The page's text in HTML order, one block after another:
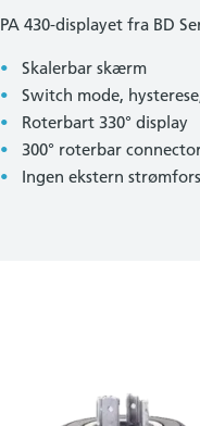
PA 430-displayet fra BD
Skalerbar skærm
Switch mode,
Roterbart 330° display
300° roterbar
Ingen ekstern